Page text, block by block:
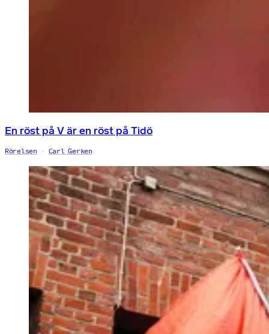
En röst på V är en röst på Tidö
Rörelsen Carl Gerken